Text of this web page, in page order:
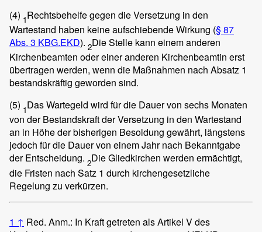
(4) 1Rechtsbehelfe gegen die Versetzung in den
Wartestand haben keine aufschiebende Wirkung (§ 87
Abs. 3 KBG.EKD). 2Die Stelle kann einem anderen
Kirchenbeamten oder einer anderen Kirchenbeamtin erst
übertragen werden, wenn die Maßnahmen nach Absatz 1
bestandskräftig geworden sind.
(5) 1Das Wartegeld wird für die Dauer von sechs Monaten
von der Bestandskraft der Versetzung in den Wartestand
an in Höhe der bisherigen Besoldung gewährt, längstens
jedoch für die Dauer von einem Jahr nach Bekanntgabe
der Entscheidung. 2Die Gliedkirchen werden ermächtigt,
die Fristen nach Satz 1 durch kirchengesetzliche
Regelung zu verkürzen.
1 ↑ Red. Anm.: In Kraft getreten als Artikel V des